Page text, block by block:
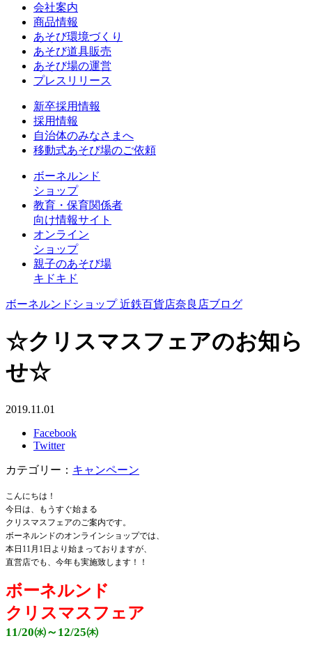
会社案内
商品情報
あそび環境づくり
あそび道具販売
あそび場の運営
プレスリリース
新卒採用情報
採用情報
自治体のみなさまへ
移動式あそび場のご依頼
ボーネルンド
ショップ
教育・保育関係者
向け情報サイト
オンライン
ショップ
親子のあそび場
キドキド
ボーネルンドショップ 近鉄百貨店奈良店ブログ
☆クリスマスフェアのお知ら
せ☆
2019.11.01
Facebook
Twitter
カテゴリー： キャンペーン
こんにちは！
今日は、もうすぐ始まる
クリスマスフェアのご案内です。
ボーネルンドのオンラインショップでは、
本日11月1日より始まっておりますが、
直営店でも、今年も実施致します！！
ボーネルンド
クリスマスフェア
11/20㈬～12/25㈭